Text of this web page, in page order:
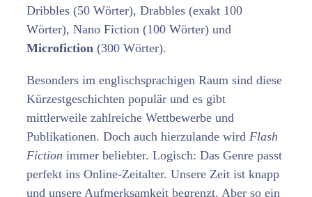
Dribbles (50 Wörter), Drabbles (exakt 100
Wörter), Nano Fiction (100 Wörter) und
Microfiction (300 Wörter).
Besonders im englischsprachigen Raum sind diese
Kürzestgeschichten populär und es gibt
mittlerweile zahlreiche Wettbewerbe und
Publikationen. Doch auch hierzulande wird Flash
Fiction immer beliebter. Logisch: Das Genre passt
perfekt ins Online-Zeitalter. Unsere Zeit ist knapp
und unsere Aufmerksamkeit begrenzt. Aber so ein